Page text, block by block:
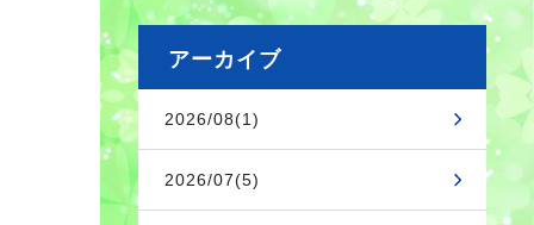
アーカイブ
2026/08(1)
2026/07(5)